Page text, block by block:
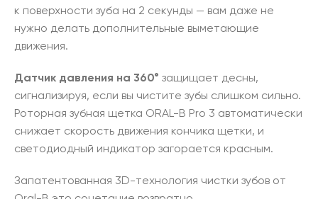
к поверхности зуба на 2 секунды — вам даже не
нужно делать дополнительные выметающие
движения.
Датчик давления на 360° защищает десны,
сигнализируя, если вы чистите зубы слишком сильно.
Роторная зубная щетка ORAL-B Pro 3 автоматически
снижает скорость движения кончика щетки, и
светодиодный индикатор загорается красным.
Запатентованная 3D-технология чистки зубов от